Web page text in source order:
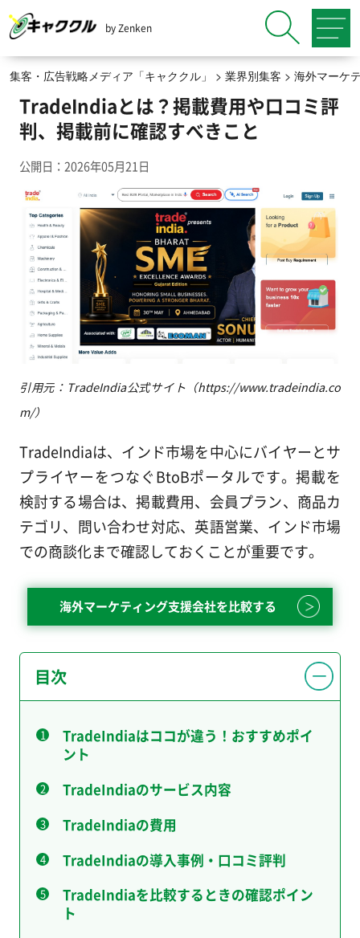
by Zenken
集客・広告戦略メディア「キャククル」 > 業界別集客 > 海外マーケ
TradeIndiaとは？掲載費用や口コミ評
判、掲載前に確認すべきこと
公開日：2026年05月21日
引用元：TradeIndia公式サイト（https://www.tradeindia.co
m/）
TradeIndiaは、インド市場を中心にバイヤーとサ
プライヤーをつなぐBtoBポータルです。掲載を
検討する場合は、掲載費用、会員プラン、商品カ
テゴリ、問い合わせ対応、英語営業、インド市場
での商談化まで確認しておくことが重要です。
海外マーケティング支援会社を比較する
目次
TradeIndiaはココが違う！おすすめポイ
ント
TradeIndiaのサービス内容
TradeIndiaの費用
TradeIndiaの導入事例・口コミ評判
TradeIndiaを比較するときの確認ポイン
ト